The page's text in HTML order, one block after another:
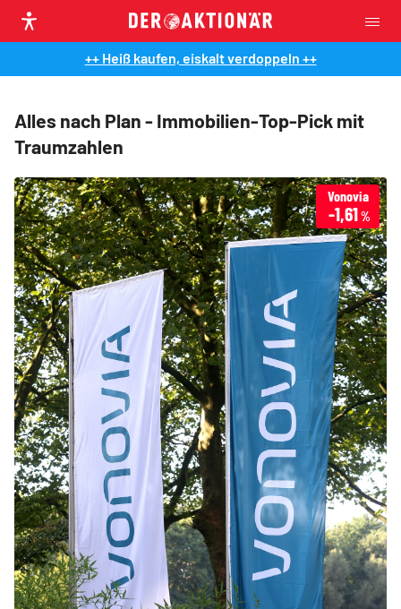
++ Heiß kaufen, eiskalt verdoppeln ++
Alles nach Plan - Immobilien-Top-Pick mit
Traumzahlen
Vonovia
-1,61%